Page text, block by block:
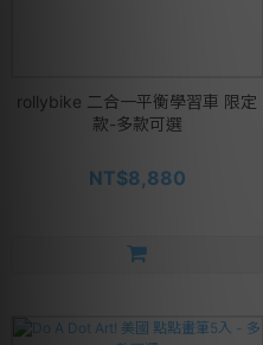
rollybike 二合一平衡學習車 限定
款-多款可選
NT$8,880